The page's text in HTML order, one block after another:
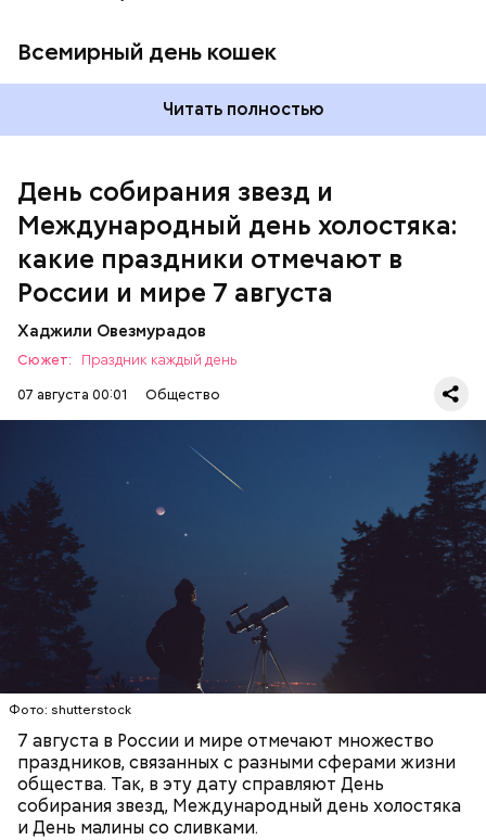
Всемирный день кошек
Читать полностью
День собирания звезд и
Международный день холостяка:
какие праздники отмечают в
России и мире 7 августа
Хаджили Овезмурадов
Сюжет:
Праздник каждый день
07 августа 00:01
Общество
Фото: shutterstock
7 августа в России и мире отмечают множество
праздников, связанных с разными сферами жизни
общества. Так, в эту дату справляют День
собирания звезд, Международный день холостяка
и День малины со сливками.
День собирания звезд учрежден в честь
метеорного потока Персеиды, который ежегодно
можно наблюдать в августе. Все любители
смотреть на звездопад 7 августа выезжают за
город — в местность, где нет светового
загрязнения и где можно невооруженным глазом
наблюдать за падающими звездами.
Международный день холостяка
ЕДА ПРАЗДНИКИ
СЛАДОСТИ